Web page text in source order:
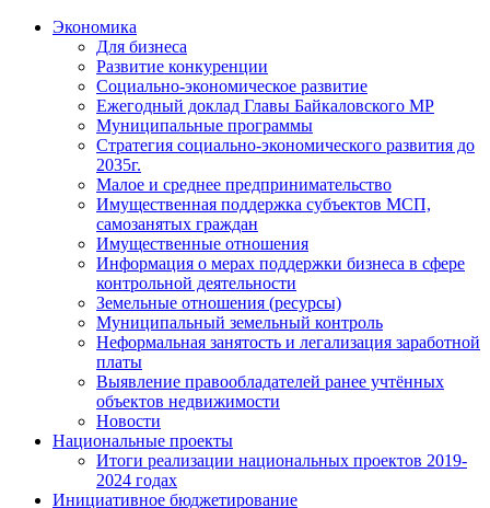
Экономика
Для бизнеса
Развитие конкуренции
Социально-экономическое развитие
Ежегодный доклад Главы Байкаловского МР
Муниципальные программы
Стратегия социально-экономического развития до
2035г.
Малое и среднее предпринимательство
Имущественная поддержка субъектов МСП,
самозанятых граждан
Имущественные отношения
Информация о мерах поддержки бизнеса в сфере
контрольной деятельности
Земельные отношения (ресурсы)
Муниципальный земельный контроль
Неформальная занятость и легализация заработной
платы
Выявление правообладателей ранее учтённых
объектов недвижимости
Новости
Национальные проекты
Итоги реализации национальных проектов 2019-
2024 годах
Инициативное бюджетирование